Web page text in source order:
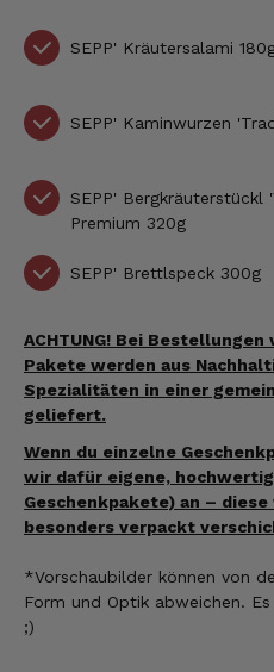
SEPP' Kräutersalami
SEPP' Kaminwurzen
SEPP' Bergkräuterstückl
Premium 320g
SEPP' Brettlspeck 300g
ACHTUNG! Bei
Pakete werden aus
Spezialitäten in einer
geliefert.
Wenn du einzelne
wir dafür eigene,
Geschenkpakete) an –
besonders verpackt
*Vorschaubilder können von
Form und Optik abweichen.
;)